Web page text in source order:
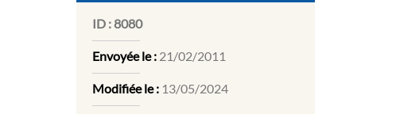
ID :8080
Envoyée le : 21/02/2011
Modifiée le : 13/05/2024